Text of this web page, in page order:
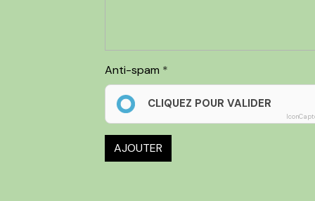
Anti-spam
CLIQUEZ POUR VALIDER
AJOUTER